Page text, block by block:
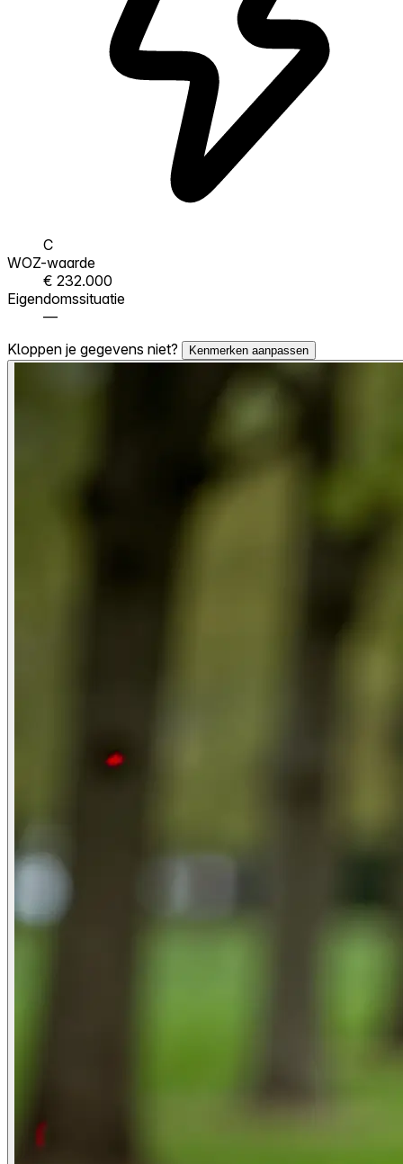
C
WOZ-waarde
€ 232.000
Eigendomssituatie
—
Kloppen je gegevens niet?
Kenmerken aanpassen